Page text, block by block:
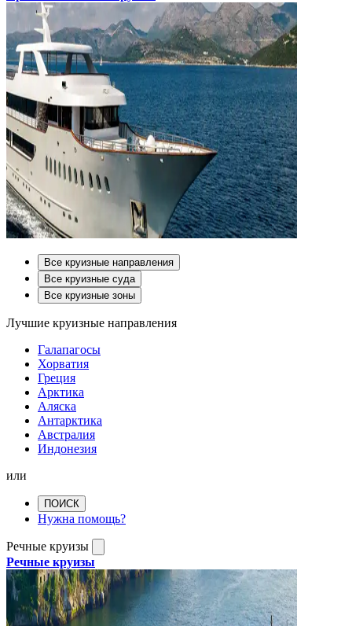
Все круизные направления
Все круизные суда
Все круизные зоны
Лучшие круизные направления
Галапагосы
Хорватия
Греция
Арктика
Аляска
Антарктика
Австралия
Индонезия
или
ПОИСК
Нужна помощь?
Речные круизы
Речные круизы